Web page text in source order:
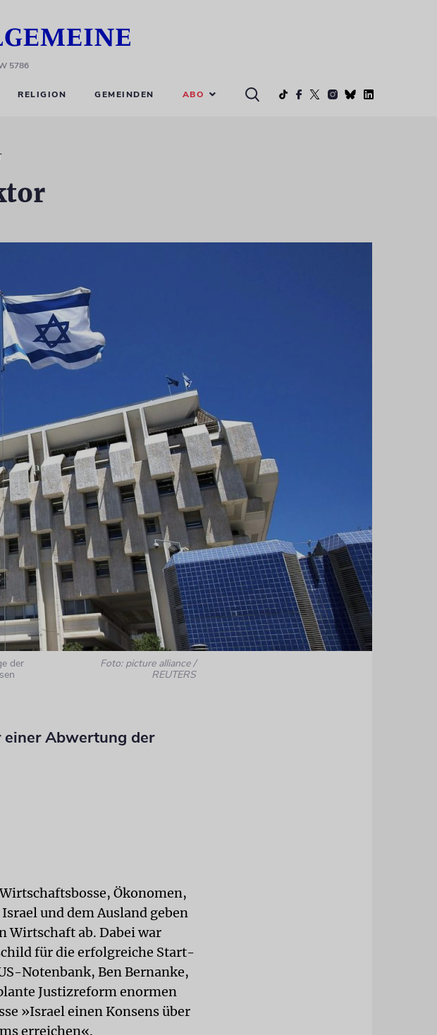
5786
RELIGION GEMEINDEN ABO
der
Foto: picture alliance /
REUTERS
einer Abwertung der
Ökonomen,
und dem Ausland geben
Wirtschaft ab. Dabei war
für die erfolgreiche Start-
Notenbank, Ben Bernanke,
Justizreform enormen
»Israel einen Konsens über
erreichen«.